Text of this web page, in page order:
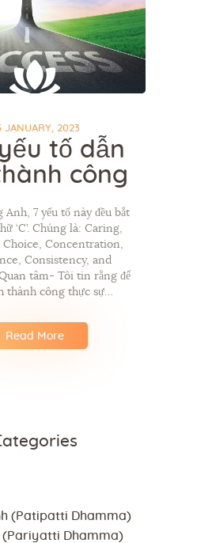
JANUARY, 2023
tố dẫn
công
7 yếu tố này đều bắt
‘C’. Chúng là: Caring,
Choice, Concentration,
Consistency, and
tâm- Tôi tin rằng để
thành công thực sự…
Read More
(Patipatti Dhamma)
(Pariyatti Dhamma)